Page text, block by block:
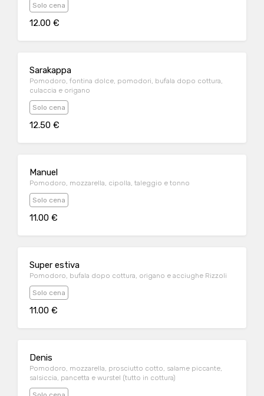
Solo cena
12.00 €
Sarakappa
Pomodoro, fontina dolce, pomodori, bufala dopo cottura,
culaccia e origano
Solo cena
12.50 €
Manuel
Pomodoro, mozzarella, cipolla, taleggio e tonno
Solo cena
11.00 €
Super estiva
Pomodoro, bufala dopo cottura, origano e acciughe Rizzoli
Solo cena
11.00 €
Denis
Pomodoro, mozzarella, prosciutto cotto, salame piccante,
salsiccia, pancetta e wurstel (tutto in cottura)